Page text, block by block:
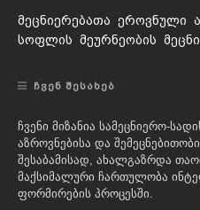
მეცნიერებათა ეროვნული
სოფლის მეურნეობის
ᲩᲕᲔᲜ ᲨᲔᲡᲐᲮᲔᲑ
ჩვენი მიზანია სამეცნიერო-
აზროვნებისა და
შესაბამისად, ახალგაზრდა
მაქსიმალური ჩართულობა
ფორმირების პროცესში.